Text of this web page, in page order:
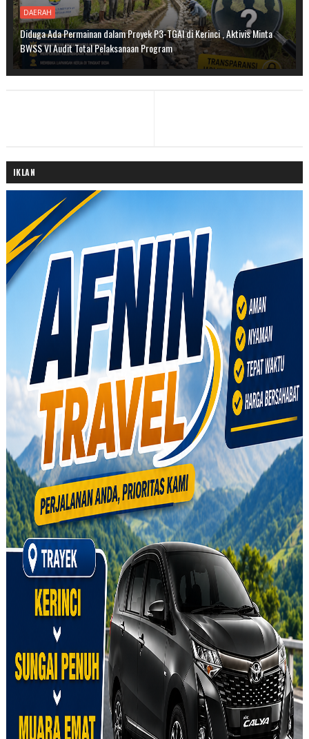
DAERAH
Diduga Ada Permainan dalam Proyek P3-TGAI di Kerinci , Aktivis Minta
BWSS VI Audit Total Pelaksanaan Program
IKLAN